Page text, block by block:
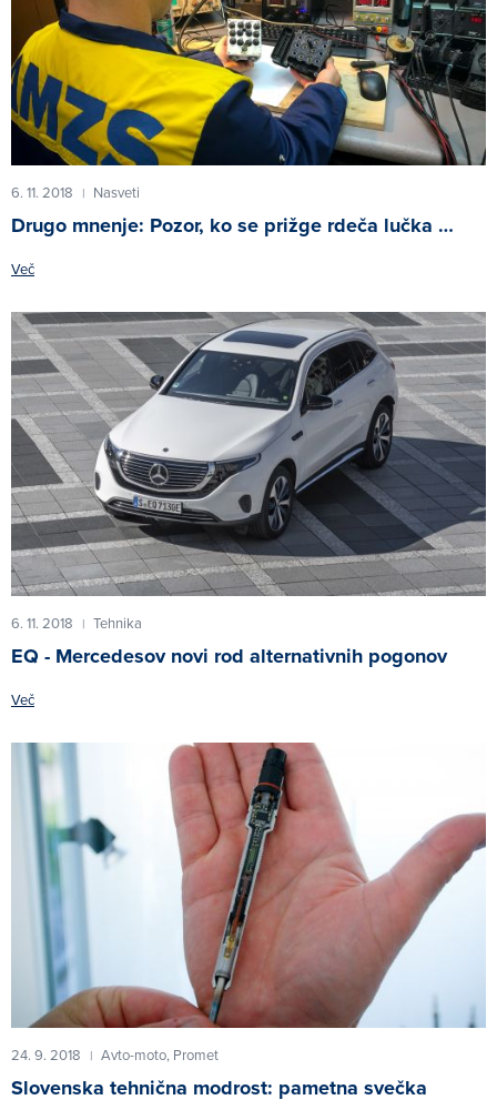
6. 11. 2018 | Nasveti
Drugo mnenje: Pozor, ko se prižge rdeča lučka …
Več
6. 11. 2018 | Tehnika
EQ - Mercedesov novi rod alternativnih pogonov
Več
24. 9. 2018 | Avto-moto, Promet
Slovenska tehnična modrost: pametna svečka